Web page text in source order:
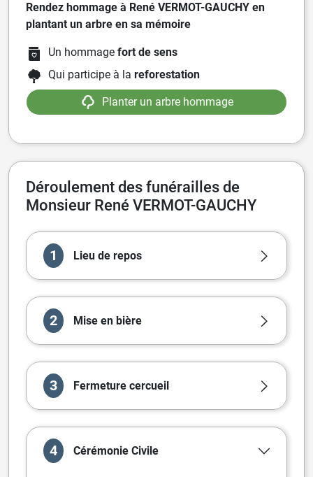
Rendez hommage à René VERMOT-GAUCHY en
plantant un arbre en sa mémoire
Un hommage fort de sens
Qui participe à la reforestation
Planter un arbre hommage
Déroulement des funérailles de
Monsieur René VERMOT-GAUCHY
1 Lieu de repos
2 Mise en bière
3 Fermeture cercueil
4 Cérémonie Civile